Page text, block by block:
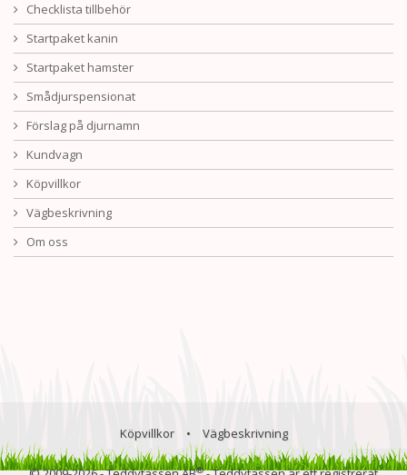
Checklista tillbehör
Startpaket kanin
Startpaket hamster
Smådjurspensionat
Förslag på djurnamn
Kundvagn
Köpvillkor
Vägbeskrivning
Om oss
Köpvillkor • Vägbeskrivning
®